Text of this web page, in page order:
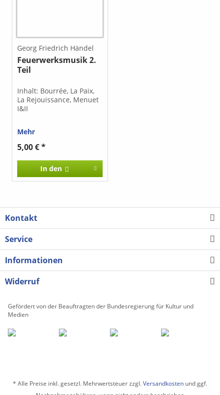
Georg Friedrich Händel
Feuerwerksmusik 2.
Teil
Inhalt: Bourrée, La Paix,
La Rejouissance, Menuet
I&II
Mehr
5,00 € *
In den
Kontakt
Service
Informationen
Widerruf
Gefördert von der Beauftragten der Bundesregierung für Kultur und
Medien
* Alle Preise inkl. gesetzl. Mehrwertsteuer zzgl.Versandkosten und ggf.